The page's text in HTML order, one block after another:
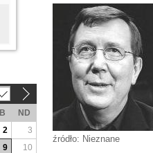
źródło: Nieznane
ND
2
3
9
10